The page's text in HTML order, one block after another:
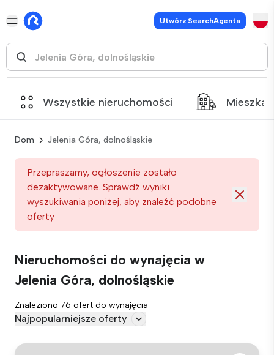
Utwórz SearchAgenta
Wszystkie nieruchomości
Dom Jelenia Góra, dolnośląskie
Przepraszamy, ogłoszenie zostało
dezaktywowane. Sprawdź wyniki
wyszukiwania poniżej, aby znaleźć podobne
oferty
Nieruchomości do wynajęcia w
Jelenia Góra, dolnośląskie
Znaleziono 76 ofert do wynajęcia
Najpopularniejsze oferty